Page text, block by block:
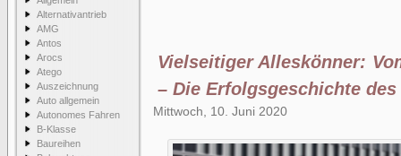
Alternativantrieb
AMG
Antos
Arocs
Atego
Auszeichnung
Auto allgemein
Autonomes Fahren
B-Klasse
Baureihen
Vielseitiger Alleskönner:
– Die Erfolgsgeschichte
Mittwoch, 10. Juni 2020